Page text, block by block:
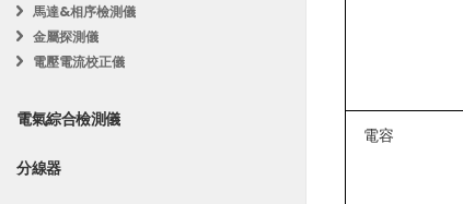
交流電流：
電容
馬達&相序檢測儀
金屬探測儀
電壓電流校正儀
電氣綜合檢測儀
分線器